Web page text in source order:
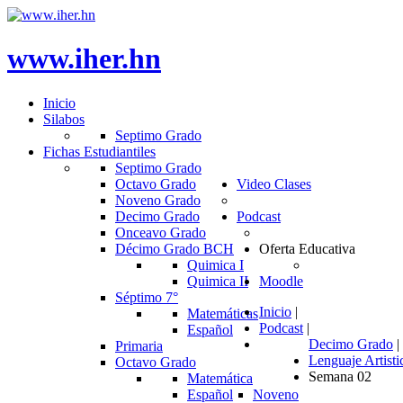
www.iher.hn
Inicio
Silabos
Septimo Grado
Fichas Estudiantiles
Septimo Grado
Octavo Grado
Noveno Grado
Decimo Grado
Onceavo Grado
Video Clases
Décimo Grado BCH
Quimica I
Quimica II
Séptimo 7°
Matemáticas
Español
Podcast
Primaria
Octavo Grado
Matemática
Español
Noveno
Oferta Educativa
Moodle
Inicio |
Podcast |
Decimo Grado |
Lenguaje
Semana 02